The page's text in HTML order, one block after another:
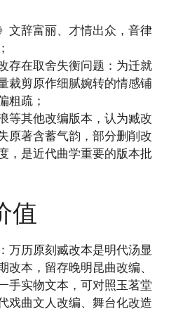
文辞富丽、才情出众，音律
存在取舍失衡问题：为迁就
裁剪原作细腻婉转的情感铺
粗疏；
等其他改编版本，认为臧改
原著含蓄气韵，部分删削改
，是近代曲学重要的版本批
值
：万历原刻臧改本是明代汤显
改本，留存晚明昆曲改编、
手实物文本，可对照玉茗堂
戏曲文人改编、舞台化改造